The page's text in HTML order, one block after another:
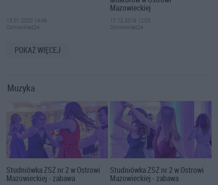
13.01.2020 14:49
OstrowMaz24
Mazowieckiej
17.12.2019 12:03
OstrowMaz24
POKAŻ WIĘCEJ
Muzyka
Studniówka ZSZ nr 2 w Ostrowi
Mazowieckiej - zabawa
Studniówka ZSZ nr 2 w Ostrowi
Mazowieckiej - zabawa